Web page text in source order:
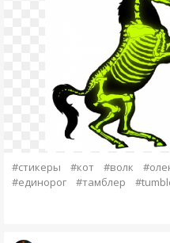
#стикеры #кот #волк
#единорог
#тамблер